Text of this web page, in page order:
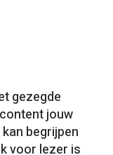
gezegde
jouw
begrijpen
voor lezer is